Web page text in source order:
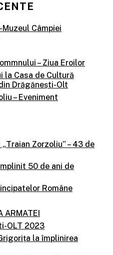
Câmpiei
– Ziua Eroilor
la Casa de Cultură
Drăgănești-Olt
– Eveniment
Zorzoliu” – 43 de
50 de ani de
Române
ARMATEI
OLT 2023
la împlinirea